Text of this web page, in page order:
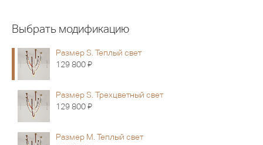
Выбрать модификацию
Размер S. Теплый свет
129 800Я
Размер S. Трехцветный свет
129 800Я
Размер M. Теплый свет